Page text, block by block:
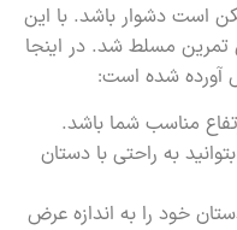
است دشوار باشد. با این
تمرین مسلط شد. در اینجا
آورده شده است:
مناسب شما باشد.
به راحتی با دستان
خود را به اندازه عرض